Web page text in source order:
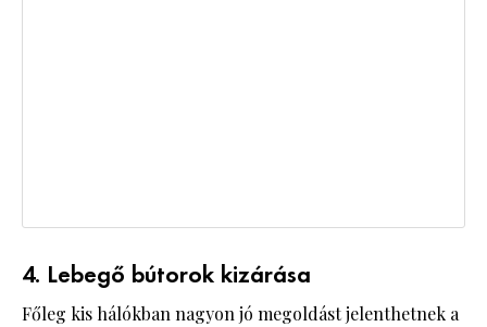
4. Lebegő bútorok kizárása
Főleg kis hálókban nagyon jó megoldást jelenthetnek a